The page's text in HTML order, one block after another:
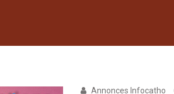
Annonces Infocatho